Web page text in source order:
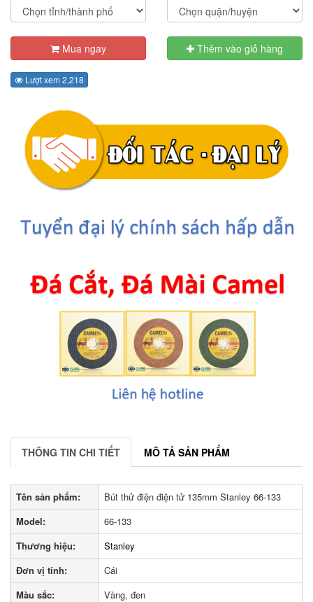
Mua ngay Thêm vào giỏ hàng
Lượt xem 2,218
THÔNG TIN CHI TIẾT MÔ TẢ SẢN PHẨM
Tên sản phẩm:
Bút thử điện điện tử 135mm Stanley 66-133
Model:
66-133
Thương hiệu:
Stanley
Đơn vị tính:
Cái
Màu sắc:
Vàng, đen